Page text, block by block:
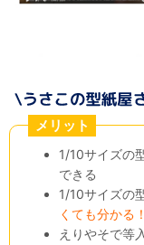
メリット
1/10サイズの
できる
1/10サイズの
くても分かる！
えりやそで等